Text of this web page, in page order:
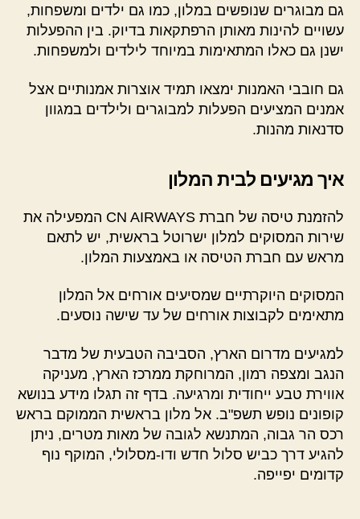
גם מבוגרים שנופשים במלון, כמו גם ילדים ומשפחות,
עשויים להינות מאותן הרפתקאות בדיוק. בין ההפעלות
ישנן גם כאלו המתאימות במיוחד לילדים ולמשפחות.
גם חובבי האמנות ימצאו תמיד אוצרות אמנותיים אצל
אמנים המציעים הפעלות למבוגרים ולילדים במגוון
סדנאות מהנות.
איך מגיעים לבית המלון
להזמנת טיסה של חברת CN AIRWAYS המפעילה את
שירות המסוקים למלון ישרוטל בראשית, יש לתאם
מראש עם חברת הטיסה או באמצעות המלון.
המסוקים היוקרתיים שמסיעים אורחים אל המלון
מתאימים לקבוצות אורחים של עד שישה נוסעים.
למגיעים מדרום הארץ, הסביבה הטבעית של מדבר
הנגב ומצפה רמון, המרוחקת ממרכז הארץ, מעניקה
אווירת טבע ייחודית ומרגיעה. בדף זה תגלו מידע בנושא
קופונים נופש תשפ"ב. אל מלון בראשית הממוקם בראש
רכס הר גבוה, המתנשא לגובה של מאות מטרים, ניתן
להגיע דרך כביש סלול חדש ודו-מסלולי, המוקף נוף
קדומים יפייפה.